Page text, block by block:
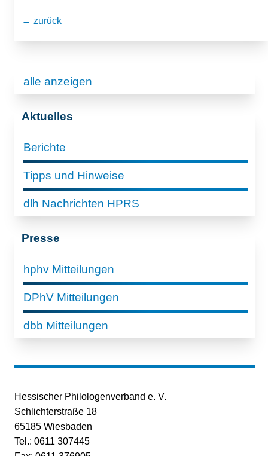
← zurück
alle anzeigen
Aktuelles
Berichte
Tipps und Hinweise
dlh Nachrichten HPRS
Presse
hphv Mitteilungen
DPhV Mitteilungen
dbb Mitteilungen
Hessischer Philologenverband e. V.
Schlichterstraße 18
65185 Wiesbaden
Tel.: 0611 307445